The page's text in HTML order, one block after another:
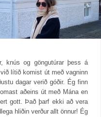
knús og göngutúrar þess á
lítið komist út með vagninn
dagar verið góðir. Ég finn
aðeins út með Mána en
gott. Það þarf ekki að vera
hliðin verður allt önnur! Ég